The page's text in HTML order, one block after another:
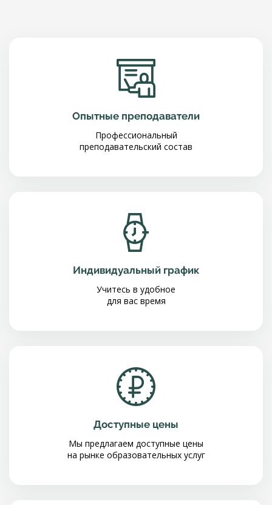
Опытные преподаватели
Профессиональный
преподавательский состав
Индивидуальный график
Учитесь в удобное
для вас время
Доступные цены
Мы предлагаем доступные цены
на рынке образовательных услуг